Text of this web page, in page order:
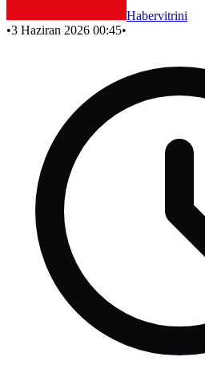
Habervitrini
•3 Haziran 2026 00:45•